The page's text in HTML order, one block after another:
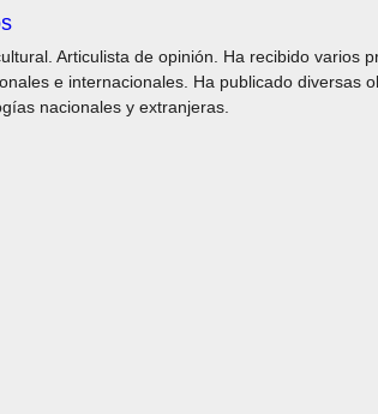
Articulista de opinión. Ha recibido varios
e internacionales. Ha publicado diversas
nacionales y extranjeras.